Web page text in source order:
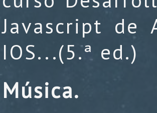
Javascript de
IOS...(5.ª ed.)
Música.